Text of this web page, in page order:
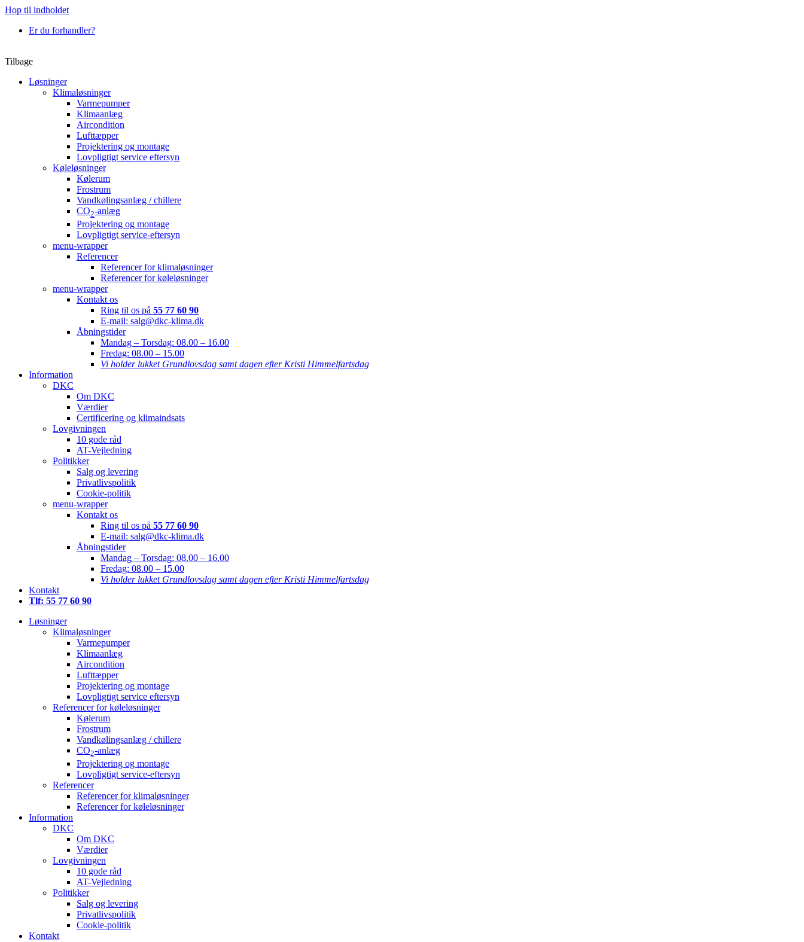
Hop til indholdet
Er du forhandler?
Tilbage
Løsninger
Klimaløsninger
Varmepumper
Klimaanlæg
Aircondition
Lufttæpper
Projektering og montage
Lovpligtigt service eftersyn
Køleløsninger
Kølerum
Frostrum
Vandkølingsanlæg / chillere
CO2-anlæg
Projektering og montage
Lovpligtigt service-eftersyn
menu-wrapper
Referencer
Referencer for klimaløsninger
Referencer for køleløsninger
menu-wrapper
Kontakt os
Ring til os på 55 77 60 90
E-mail: salg@dkc-klima.dk
Åbningstider
Mandag – Torsdag: 08.00 – 16.00
Fredag: 08.00 – 15.00
Vi holder lukket Grundlovsdag samt dagen efter Kristi Himmelfartsdag
Information
DKC
Om DKC
Værdier
Certificering og klimaindsats
Lovgivningen
10 gode råd
AT-Vejledning
Politikker
Salg og levering
Privatlivspolitik
Cookie-politik
menu-wrapper
Kontakt os
Ring til os på 55 77 60 90
E-mail: salg@dkc-klima.dk
Åbningstider
Mandag – Torsdag: 08.00 – 16.00
Fredag: 08.00 – 15.00
Vi holder lukket Grundlovsdag samt dagen efter Kristi Himmelfartsdag
Kontakt
Tlf: 55 77 60 90
Løsninger
Klimaløsninger
Varmepumper
Klimaanlæg
Aircondition
Lufttæpper
Projektering og montage
Lovpligtigt service eftersyn
Referencer for køleløsninger
Kølerum
Frostrum
Vandkølingsanlæg / chillere
CO2-anlæg
Projektering og montage
Lovpligtigt service-eftersyn
Referencer
Referencer for klimaløsninger
Referencer for køleløsninger
Information
DKC
Om DKC
Værdier
Lovgivningen
10 gode råd
AT-Vejledning
Politikker
Salg og levering
Privatlivspolitik
Cookie-politik
Kontakt